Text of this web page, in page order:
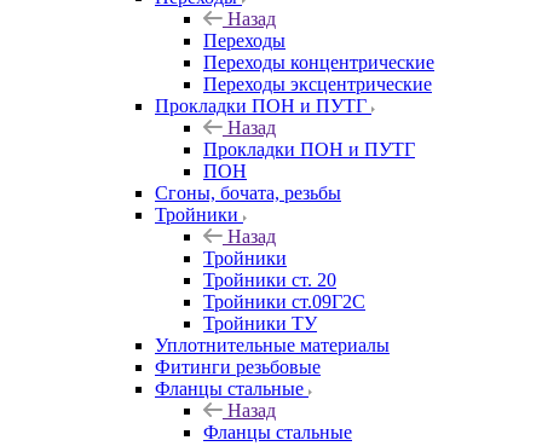
Назад
Переходы
Переходы концентрические
Переходы эксцентрические
Прокладки ПОН и ПУТГ
Назад
Прокладки ПОН и ПУТГ
ПОН
Сгоны, бочата, резьбы
Тройники
Назад
Тройники
Тройники ст. 20
Тройники ст.09Г2С
Тройники ТУ
Уплотнительные материалы
Фитинги резьбовые
Фланцы стальные
Назад
Фланцы стальные